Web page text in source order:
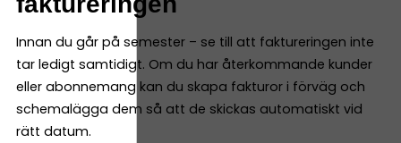
Innan du går på semester – se till att faktureringen inte
tar ledigt samtidigt. Om du har återkommande kunder
eller abonnemang kan du skapa fakturor i förväg och
schemalägga dem så att de skickas automatiskt vid
rätt datum.